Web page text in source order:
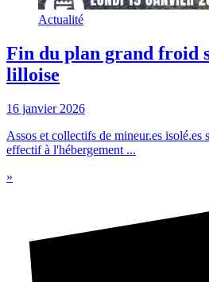
Actualité
Fin du plan grand froid
lilloise
16 janvier 2026
Assos et collectifs de mineur.es isolé.es
effectif à l'hébergement ...
»